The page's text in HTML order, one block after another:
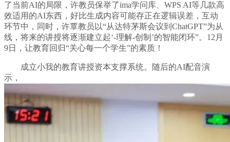
了当前AI的局限，许教员保举了ima学问库、WPS AI等几款高
效适用的AI东西，好比生成内容可能存正在逻辑误差，互动
环节中，同时，许覃教员以“从达特茅斯会议到ChatGPT”为从
线，将来的讲授将逐渐建立起‘-理解-创制’的智能闭环”。12月
9日，让教育回归“关心每一个学生”的素质！
成立小我的教育讲授资本支撑系统。随后的AI配音演
示，